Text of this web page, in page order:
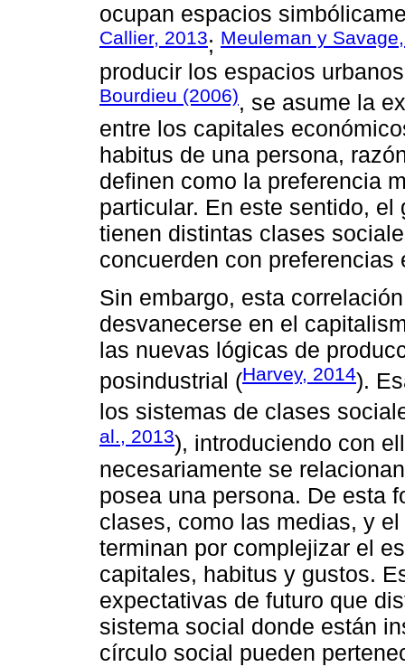
ocupan espacios
Callier, 2013; Meuleman y
producir los espacios
Bourdieu (2006), se asume la
entre los capitales
habitus de una persona,
definen como la preferencia
particular. En este sentido,
tienen distintas clases
concuerden con
Sin embargo, esta
desvanecerse en el
las nuevas lógicas de
posindustrial (Harvey, 2014).
los sistemas de clases
al., 2013), introduciendo con
necesariamente se
posea una persona. De esta
clases, como las medias, y
terminan por complejizar el
capitales, habitus y gustos.
expectativas de futuro que
sistema social donde están
círculo social pueden